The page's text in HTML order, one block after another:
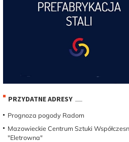
PRZYDATNE ADRESY
Prognoza pogody Radom
Mazowieckie Centrum Sztuki
"Eletrowna"